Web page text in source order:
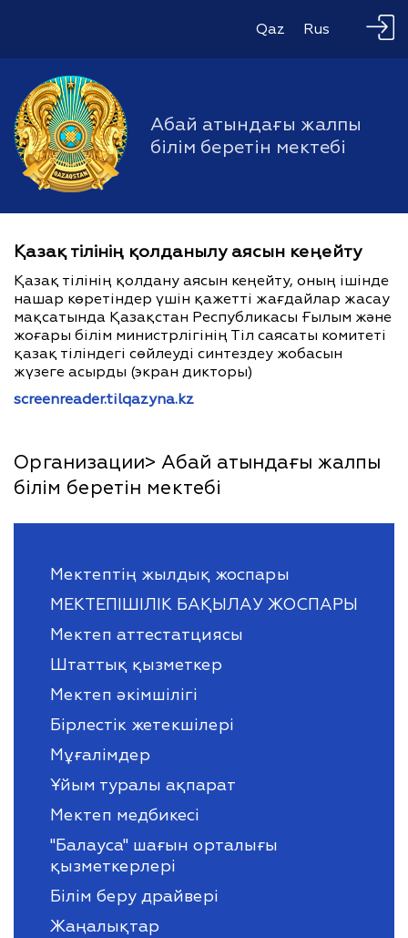
Qaz Rus
Абай атындағы жалпы
білім беретін мектебі
Қазақ тілінің қолданылу аясын кеңейту
Қазақ тілінің қолдану аясын кеңейту, оның ішінде
нашар көретіндер үшін қажетті жағдайлар жасау
мақсатында Қазақстан Республикасы Ғылым және
жоғары білім министрлігінің Тіл саясаты комитеті
қазақ тіліндегі сөйлеуді синтездеу жобасын
жүзеге асырды (экран дикторы)
screenreader.tilqazyna.kz
Организации> Абай атындағы жалпы
білім беретін мектебі
Мектептің жылдық жоспары
МЕКТЕПІШІЛІК БАҚЫЛАУ ЖОСПАРЫ
Мектеп аттестатциясы
Штаттық қызметкер
Мектеп әкімшілігі
Бірлестік жетекшілері
Мұғалімдер
Ұйым туралы ақпарат
Мектеп медбикесі
''Балауса" шағын орталығы
қызметкерлері
Білім беру драйвері
Жаңалықтар